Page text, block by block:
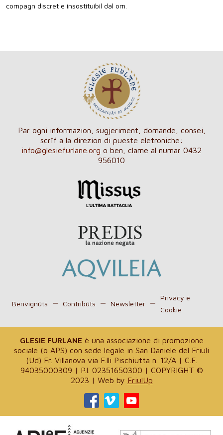
compagn discret e insostituibil dal om.
Par ogni informazion, sugjeriment, domande, consei,
scrîf a la direzion di pueste eletroniche:
info@glesiefurlane.org o ben, clame al numar 0432
956010
Benvignûts Contribûts Newsletter
Privacy e
Cookie
GLESIE FURLANE è una associazione di promozione
sociale (o APS) con sede legale in San Daniele del Friuli
(Ud) Fr. Villanova via F.lli Pischiutta n. 12/A | C.F.
94035000309 | P.I. 02351650300 | COPYRIGHT ©
2023 | Web by FriulUp